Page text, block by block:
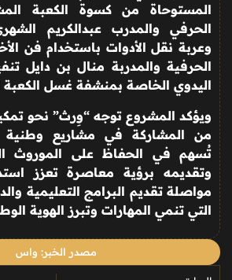
المستوحاة من كسوة الكعبة
الحرفي والمدرب عبدالكريم
وعربة نقل الأدوات باستخدام فن
الحرفية والمدربة منال بن دايل
اليدوي الخاصة بمنشفة غسل
ويؤكد المشروع توجه “وِرث” نحو
من المشاركة في مشاريع وطنية
تُسهم في الحفاظ على الموروث
وتقديمه برؤية معاصرة تعزز
مواصلة تقديم البرامج التعليمية
التي تنمي المهارات وتبرز الهوية
مصدر الخبر: واس